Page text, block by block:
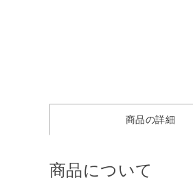
商品の詳細
商品について